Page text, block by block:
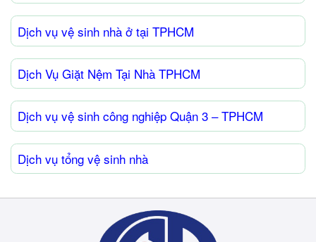
Dịch vụ vệ sinh nhà ở tại TPHCM
Dịch Vụ Giặt Nệm Tại Nhà TPHCM
Dịch vụ vệ sinh công nghiệp Quận 3 – TPHCM
Dịch vụ tổng vệ sinh nhà